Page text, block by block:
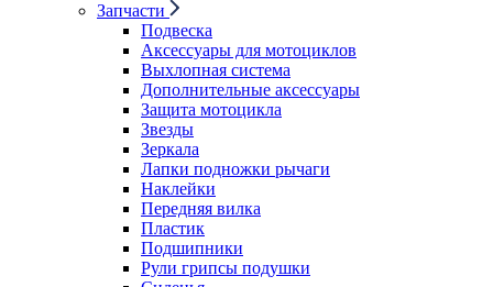
Запчасти
Подвеска
Аксессуары для мотоциклов
Выхлопная система
Дополнительные аксессуары
Защита мотоцикла
Звезды
Зеркала
Лапки подножки рычаги
Наклейки
Передняя вилка
Пластик
Подшипники
Рули грипсы подушки